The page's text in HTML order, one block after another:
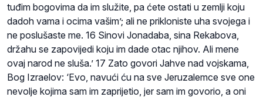
tuđim bogovima da im služite, pa ćete ostati u zemlji koju
dadoh vama i ocima vašim’; ali ne prikloniste uha svojega i
ne poslušaste me. 16 Sinovi Jonadaba, sina Rekabova,
držahu se zapovijedi koju im dade otac njihov. Ali mene
ovaj narod ne sluša.’ 17 Zato govori Jahve nad vojskama,
Bog Izraelov: ‘Evo, navući ću na sve Jeruzalemce sve one
nevolje kojima sam im zaprijetio, jer sam im govorio, a oni